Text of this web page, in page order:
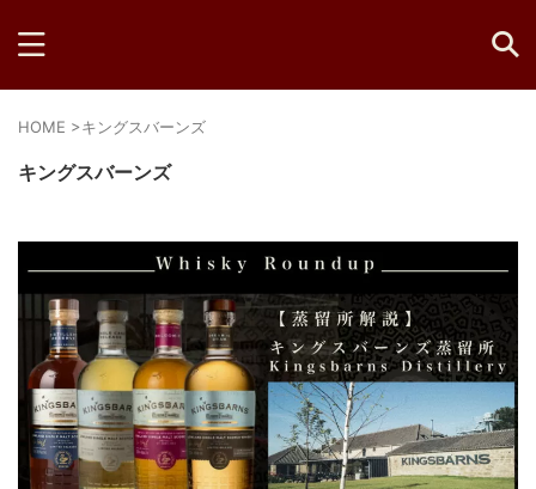
HOME >キングスバーンズ
キングスバーンズ